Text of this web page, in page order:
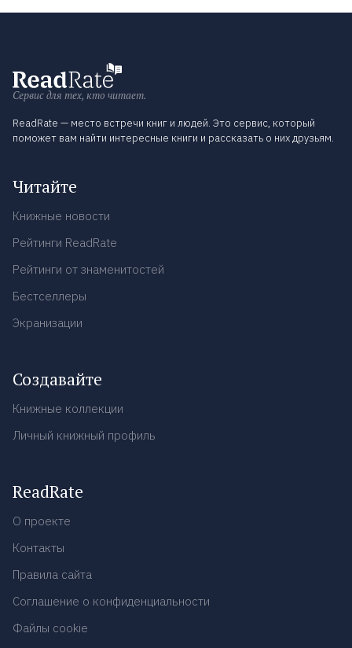
Сервис для тех, кто читает.
ReadRate — место встречи книг и людей. Это сервис, который
поможет вам найти интересные книги и рассказать о них друзьям.
Читайте
Книжные новости
Рейтинги ReadRate
Рейтинги от знаменитостей
Бестселлеры
Экранизации
Создавайте
Книжные коллекции
Личный книжный профиль
ReadRate
О проекте
Контакты
Правила сайта
Соглашение о конфиденциальности
Файлы cookie